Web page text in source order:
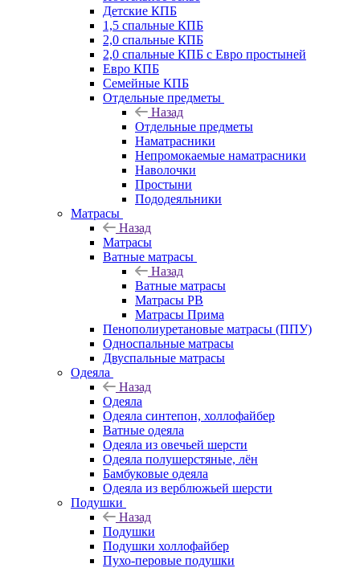
Детские КПБ
1,5 спальные КПБ
2,0 спальные КПБ
2,0 спальные КПБ с Евро простыней
Евро КПБ
Семейные КПБ
Отдельные предметы
Назад
Отдельные предметы
Наматрасники
Непромокаемые наматрасники
Наволочки
Простыни
Пододеяльники
Матрасы
Назад
Матрасы
Ватные матрасы
Назад
Ватные матрасы
Матрасы РВ
Матрасы Прима
Пенополиуретановые матрасы (ППУ)
Односпальные матрасы
Двуспальные матрасы
Одеяла
Назад
Одеяла
Одеяла синтепон, холлофайбер
Ватные одеяла
Одеяла из овечьей шерсти
Одеяла полушерстяные, лён
Бамбуковые одеяла
Одеяла из верблюжьей шерсти
Подушки
Назад
Подушки
Подушки холлофайбер
Пухо-перовые подушки